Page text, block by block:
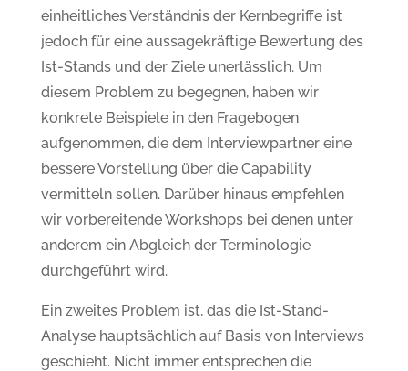
einheitliches Verständnis der Kernbegriffe ist
jedoch für eine aussagekräftige Bewertung des
Ist-Stands und der Ziele unerlässlich. Um
diesem Problem zu begegnen, haben wir
konkrete Beispiele in den Fragebogen
aufgenommen, die dem Interviewpartner eine
bessere Vorstellung über die Capability
vermitteln sollen. Darüber hinaus empfehlen
wir vorbereitende Workshops bei denen unter
anderem ein Abgleich der Terminologie
durchgeführt wird.
Ein zweites Problem ist, das die Ist-Stand-
Analyse hauptsächlich auf Basis von Interviews
geschieht. Nicht immer entsprechen die